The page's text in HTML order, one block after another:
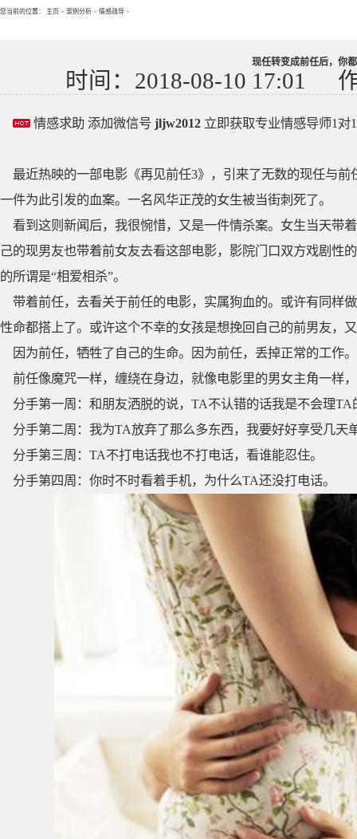
您当前的位置： 主页 > 案例分析 > 情感疏导 >
现任转变成前任后，你
时间：2018-08-10 17:01
情感求助 添加微信号 jljw2012 立即获取专业情感导师1对
最近热映的一部电影《再见前任3》，引来了无数的现任与
一件为此引发的血案。一名风华正茂的女生被当街刺死了。
看到这则新闻后，我很惋惜，又是一件情杀案。女生当天带
己的现男友也带着前女友去看这部电影，影院门口双方戏剧性
的所谓是“相爱相杀”。
带着前任，去看关于前任的电影，实属狗血的。或许有同样
性命都搭上了。或许这个不幸的女孩是想挽回自己的前男友，
因为前任，牺牲了自己的生命。因为前任，丢掉正常的工
前任像魔咒一样，缠绕在身边，就像电影里的男女主角一样
分手第一周：和朋友洒脱的说，TA不认错的话我是不会理TA
分手第二周：我为TA放弃了那么多东西，我要好好享受几天
分手第三周：TA不打电话我也不打电话，看谁能忍住。
分手第四周：你时不时看着手机，为什么TA还没打电话。